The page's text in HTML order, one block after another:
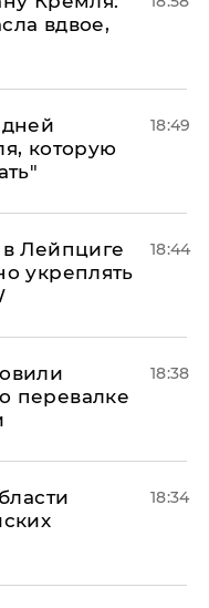
вдвое,
которую
18:49
Лейпциге
укреплять
18:44
перевалке
18:38
18:34